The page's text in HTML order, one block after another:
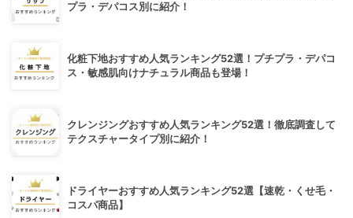
プラ・デパコス別に紹介！
化粧下地おすすめ人気ランキング52選！プチプラ・デパコ
ス・敏感肌向けナチュラル商品も登場！
クレンジングおすすめ人気ランキング52選！徹底調査して
テクスチャータイプ別に紹介！
ドライヤーおすすめ人気ランキング52選【速乾・くせ毛・
コスパ商品】